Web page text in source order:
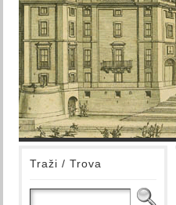
Traži / Trova